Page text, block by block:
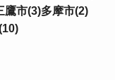
鷹市(3)多摩市(2)